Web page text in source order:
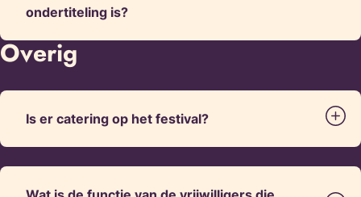
ondertiteling is?
Overig
Is er catering op het festival?